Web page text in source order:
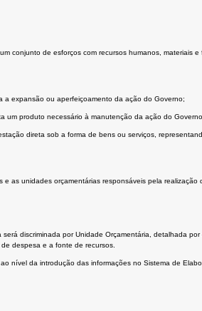
conjunto de esforços com recursos humanos, materiais e
a expansão ou aperfeiçoamento da ação do Governo;
um produto necessário à manutenção da ação do
direta sob a forma de bens ou serviços,
as unidades orçamentárias responsáveis pela realização
discriminada por Unidade Orçamentária, detalhada por
despesa e a fonte de recursos.
nível da introdução das informações no Sistema de